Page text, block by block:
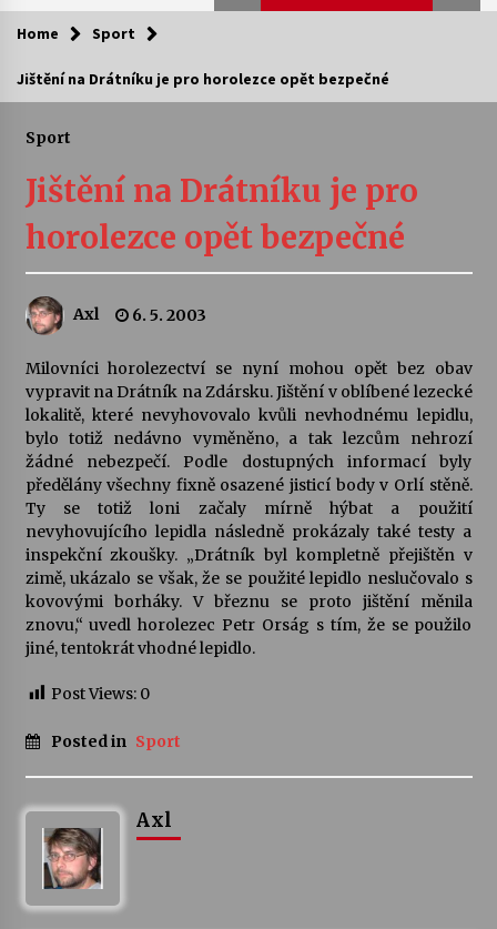
Kam za kulturou?
Vernisáž výstavy Josefíny Duškové: Stávám se
kapkou
30. 7. 2026
Veselí muzikanti
Pozvánka na integrační festival Quijotova
šedesátka: 28. 7.–1. 8. 2026
28. 7. 2026
Letní koncerty ve Stromovce: Kolchoz a
Jenakaši
28. 7. 2026
Votavžatský ploty
23. 7. 2026
22. 7. 2026
Vysočinka
17. 7. 2026
Home Sport
Jištění na Drátníku je pro horolezce opět bezpečné
Sport
Jištění na Drátníku je pro
horolezce opět bezpečné
Axl 6. 5. 2003
Milovníci horolezectví se nyní mohou opět bez obav
vypravit na Drátník na Zdársku. Jištění v oblíbené lezecké
lokalitě, které nevyhovovalo kvůli nevhodnému lepidlu,
bylo totiž nedávno vyměněno, a tak lezcům nehrozí
žádné nebezpečí. Podle dostupných informací byly
předělány všechny fixně osazené jisticí body v Orlí stěně.
Ty se totiž loni začaly mírně hýbat a použití
nevyhovujícího lepidla následně prokázaly také testy a
inspekční zkoušky. „Drátník byl kompletně přejištěn v
zimě, ukázalo se však, že se použité lepidlo neslučovalo s
kovovými borháky. V březnu se proto jištění měnila
znovu,“ uvedl horolezec Petr Orság s tím, že se použilo
jiné, tentokrát vhodné lepidlo.
Post Views: 0
Posted in Sport
Axl